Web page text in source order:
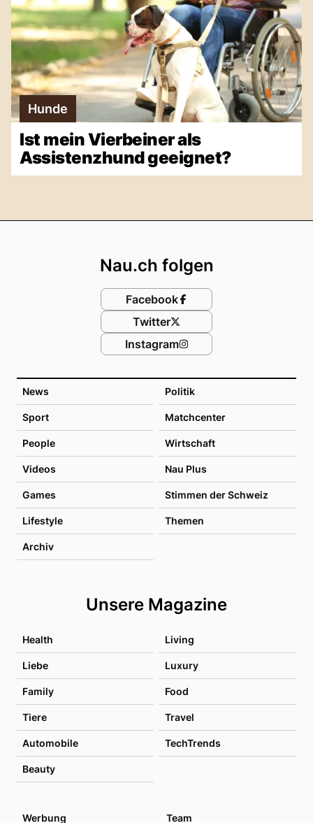
Hunde
Ist mein Vierbeiner als
Assistenzhund geeignet?
News Politik
Sport Matchcenter
People Wirtschaft
Videos Nau Plus
Games Stimmen der Schweiz
Lifestyle Themen
Archiv
Unsere Magazine
Health Living
Liebe Luxury
Family Food
Tiere Travel
Automobile TechTrends
Beauty
Nau.ch folgen
Facebook
Twitter
Instagram
Werbung Team